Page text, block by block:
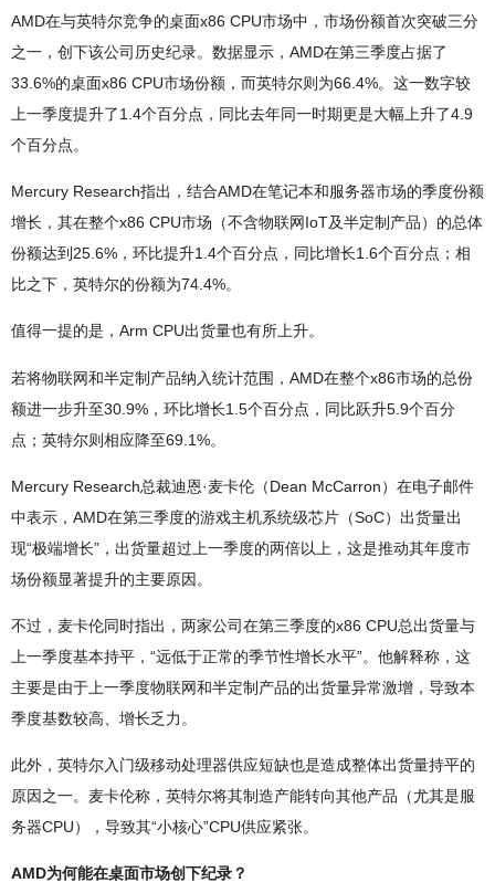
AMD在与英特尔竞争的桌面x86 CPU市场中，市场份额首次突破三分
之一，创下该公司历史纪录。数据显示，AMD在第三季度占据了
33.6%的桌面x86 CPU市场份额，而英特尔则为66.4%。这一数字较
上一季度提升了1.4个百分点，同比去年同一时期更是大幅上升了4.9
个百分点。
Mercury Research指出，结合AMD在笔记本和服务器市场的季度份额
增长，其在整个x86 CPU市场（不含物联网IoT及半定制产品）的总体
份额达到25.6%，环比提升1.4个百分点，同比增长1.6个百分点；相
比之下，英特尔的份额为74.4%。
值得一提的是，Arm CPU出货量也有所上升。
若将物联网和半定制产品纳入统计范围，AMD在整个x86市场的总份
额进一步升至30.9%，环比增长1.5个百分点，同比跃升5.9个百分
点；英特尔则相应降至69.1%。
Mercury Research总裁迪恩·麦卡伦（Dean McCarron）在电子邮件
中表示，AMD在第三季度的游戏主机系统级芯片（SoC）出货量出
现“极端增长”，出货量超过上一季度的两倍以上，这是推动其年度市
场份额显著提升的主要原因。
不过，麦卡伦同时指出，两家公司在第三季度的x86 CPU总出货量与
上一季度基本持平，“远低于正常的季节性增长水平”。他解释称，这
主要是由于上一季度物联网和半定制产品的出货量异常激增，导致本
季度基数较高、增长乏力。
此外，英特尔入门级移动处理器供应短缺也是造成整体出货量持平的
原因之一。麦卡伦称，英特尔将其制造产能转向其他产品（尤其是服
务器CPU），导致其“小核心”CPU供应紧张。
AMD为何能在桌面市场创下纪录？